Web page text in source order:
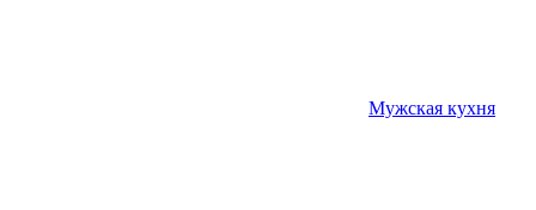
Мужская кухня